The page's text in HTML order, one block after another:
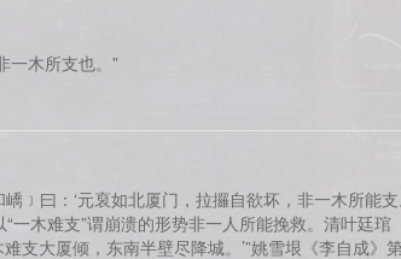
一木所支也。”
﹞曰：‘元裒如北厦门，拉攞自欲坏，非一木所能支
一木难支”谓崩溃的形势非一人所能挽救。清叶廷琯
支大厦倾，东南半壁尽降城。’”姚雪垠《李自成》